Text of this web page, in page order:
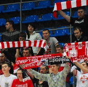
Стадионы О футболе